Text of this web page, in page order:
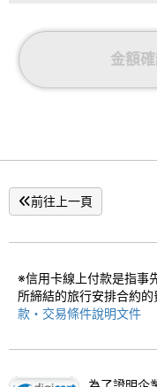
金額
前往上一頁
※信用卡線上付款是指事
所締結的旅行安排合約
款・交易條件說明文件